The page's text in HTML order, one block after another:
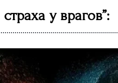
у врагов”: